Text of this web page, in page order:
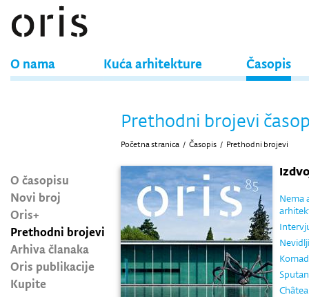
O nama Kuća arhitekture Časopis
O časopisu
Novi broj
Oris+
Prethodni brojevi
Arhiva članaka
Oris publikacije
Kupite
Prethodni brojevi
Početna stranica / Časopis / Prethodni brojevi
Nema